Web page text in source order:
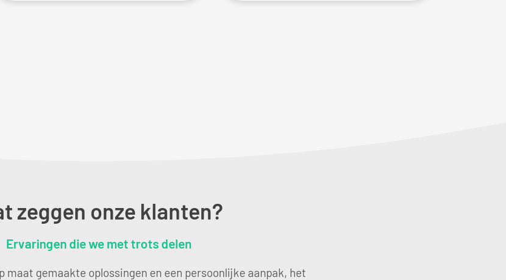
zeggen onze klanten?
Ervaringen die we met trots delen
maat gemaakte oplossingen en een persoonlijke aanpak, het